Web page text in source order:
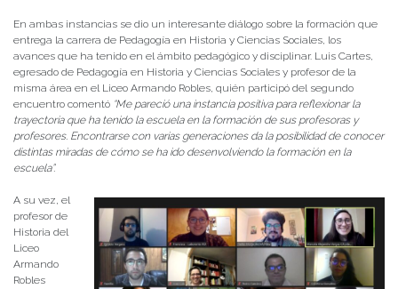
En ambas instancias se dio un interesante diálogo sobre la formación que
entrega la carrera de Pedagogía en Historia y Ciencias Sociales, los
avances que ha tenido en el ámbito pedagógico y disciplinar. Luis Cartes,
egresado de Pedagogía en Historia y Ciencias Sociales y profesor de la
misma área en el Liceo Armando Robles, quién participó del segundo
encuentro comentó “Me pareció una instancia positiva para reflexionar la
trayectoria que ha tenido la escuela en la formación de sus profesoras y
profesores. Encontrarse con varias generaciones da la posibilidad de conocer
distintas miradas de cómo se ha ido desenvolviendo la formación en la
escuela”.
A su vez, el
profesor de
Historia del
Liceo
Armando
Robles